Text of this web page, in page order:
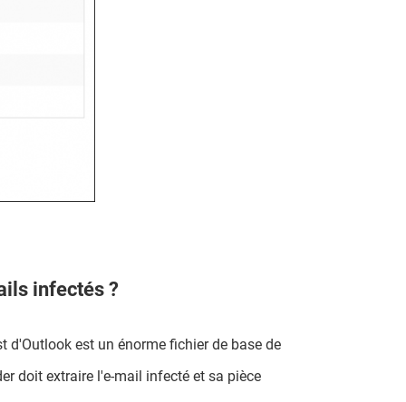
infectés ?
d'Outlook est un énorme fichier de base de
doit extraire l'e-mail infecté et sa pièce